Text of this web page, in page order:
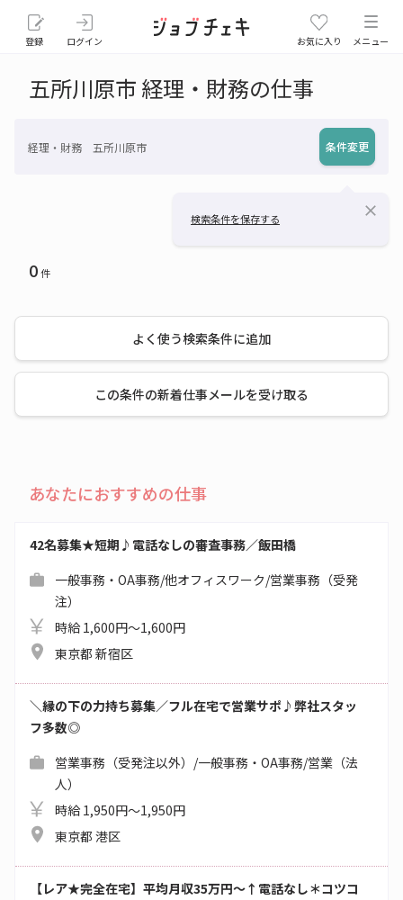
登録 ログイン お気に入り メニュー
五所川原市 経理・財務の仕事
経理・財務 五所川原市 条件変更
検索条件を保存する close
0件
よく使う検索条件に追加
この条件の新着仕事メールを受け取る
あなたにおすすめの仕事
42名募集★短期♪電話なしの審査事務／飯田橋
一般事務・OA事務/他オフィスワーク/営業事務（受発
注）
時給 1,600円～1,600円
東京都 新宿区
＼縁の下の力持ち募集／フル在宅で営業サポ♪弊社スタッ
フ多数◎
営業事務（受発注以外）/一般事務・OA事務/営業（法
人）
時給 1,950円～1,950円
東京都 港区
【レア★完全在宅】平均月収35万円～↑電話なし＊コツコ